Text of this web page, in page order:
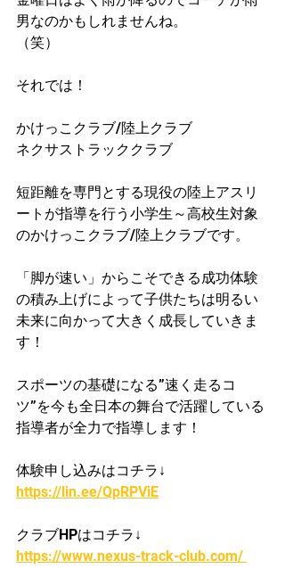
男なのかもしれませんね。
（笑）
それでは！
かけっこクラブ/陸上クラブ
ネクサストラッククラブ
短距離を専門とする現役の陸上アスリ
ートが指導を行う小学生～高校生対象
のかけっこクラブ/陸上クラブです。​
「脚が速い」からこそできる成功体験
の積み上げによって子供たちは明るい
未来に向かって大きく成長していきま
す！
スポーツの基礎になる”速く走るコ
ツ”を今も全日本の舞台で活躍している
指導者が​全力で指導します！
体験申し込みはコチラ↓
https://lin.ee/QpRPViE
クラブHPはコチラ↓
https://www.nexus-track-club.com/